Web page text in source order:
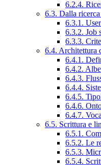
6.2.4.
6.3. Dalla
6.3.1.
6.3.2. Job
6.3.3.
6.4. Architettura
6.4.1.
6.4.2.
6.4.3.
6.4.4.
6.4.5.
6.4.6.
6.4.7.
6.5. Scrittura e
6.5.1.
6.5.2. Le
6.5.3.
6.5.4.